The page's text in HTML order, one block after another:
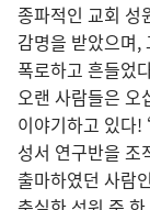
종파적인 교회 성
감명을 받았으며,
폭로하고 흔들었
오랜 사람들은 오
이야기하고 있다!
성서 연구반을 조
출마하였던 사람